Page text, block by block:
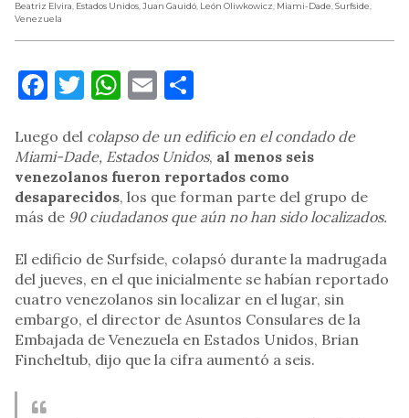
Beatriz Elvira, Estados Unidos,Juan Gauidó, León Oliwkowicz, Miami-Dade,Surfside,
Venezuela
Facebook
Twitter
WhatsApp
Email
Luego del colapso de un edificio en el condado de
Miami-Dade, Estados Unidos, al menos seis
venezolanos fueron reportados como
desaparecidos, los que forman parte del grupo de
más de 90 ciudadanos que aún no han sido localizados.
El edificio de Surfside, colapsó durante la madrugada
del jueves, en el que inicialmente se habían reportado
cuatro venezolanos sin localizar en el lugar, sin
embargo, el director de Asuntos Consulares de la
Embajada de Venezuela en Estados Unidos, Brian
Fincheltub, dijo que la cifra aumentó a seis.